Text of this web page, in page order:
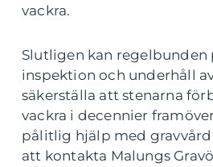
vackra.
Slutligen kan regelbunden
inspektion och underhåll
säkerställa att stenarna
vackra i decennier
pålitlig hjälp med
att kontakta Malungs